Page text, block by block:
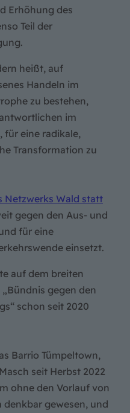
Erhöhung des
Teil der
heißt, auf
Handeln im
zu bestehen,
im
für eine radikale,
Transformation zu
Netzwerks Wald statt
gegen den Aus- und
für eine
einsetzt.
auf dem breiten
gegen den
schon seit 2020
Barrio Tümpeltown,
seit Herbst 2022
ohne den Vorlauf von
gewesen, und